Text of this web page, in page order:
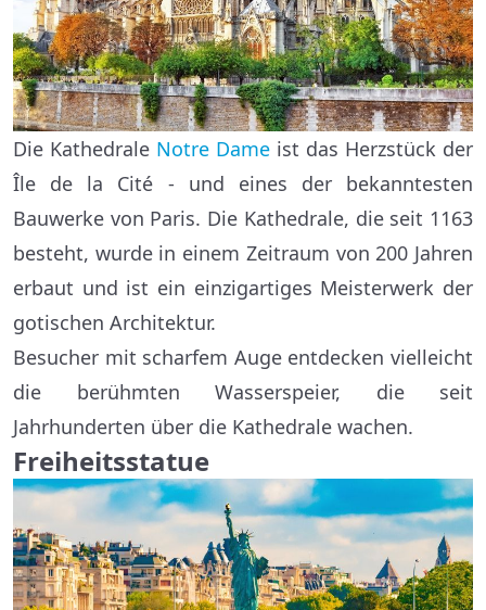
Die Kathedrale Notre Dame ist das Herzstück der
Île de la Cité - und eines der bekanntesten
Bauwerke von Paris. Die Kathedrale, die seit 1163
besteht, wurde in einem Zeitraum von 200 Jahren
erbaut und ist ein einzigartiges Meisterwerk der
gotischen Architektur.
Besucher mit scharfem Auge entdecken vielleicht
die berühmten Wasserspeier, die seit
Jahrhunderten über die Kathedrale wachen.
Freiheitsstatue